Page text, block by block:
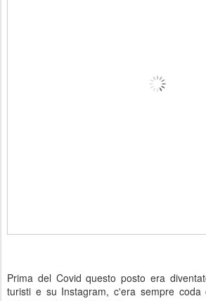
Prima del Covid questo posto era
turisti e su Instagram, c'era sempre